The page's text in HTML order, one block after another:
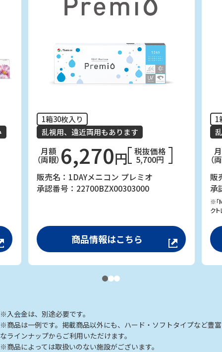
1箱30枚入り
乱視用、遠近両用もあります
月額
（両眼） 6,270円 税抜価格
5,700円
販売名：1DAYメニコン プレミオ
承認番号：22700BZX00303000
商品情報はこちら
1
（
販
承
※「
ク
※入会金は、別途必要です。
※商品は一例です。掲載商品以外にも、ハード・ソフトタイプなど豊富
なラインナップからご利用いただけます。
※商品によっては取扱いのない施設がございます。